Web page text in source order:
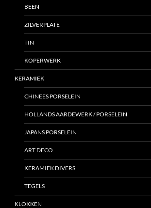
BEEN
ZILVERPLATE
TIN
KOPERWERK
KERAMIEK
CHINEES PORSELEIN
HOLLANDS AARDEWERK / PORSELEIN
JAPANS PORSELEIN
ART DECO
KERAMIEK DIVERS
TEGELS
KLOKKEN